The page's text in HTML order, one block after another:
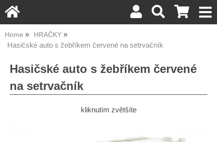
Home HRAČKY
Hasičské auto s žebříkem červené na setrvačník
Hasičské auto s žebříkem červené
na setrvačník
kliknutím zvětšíte